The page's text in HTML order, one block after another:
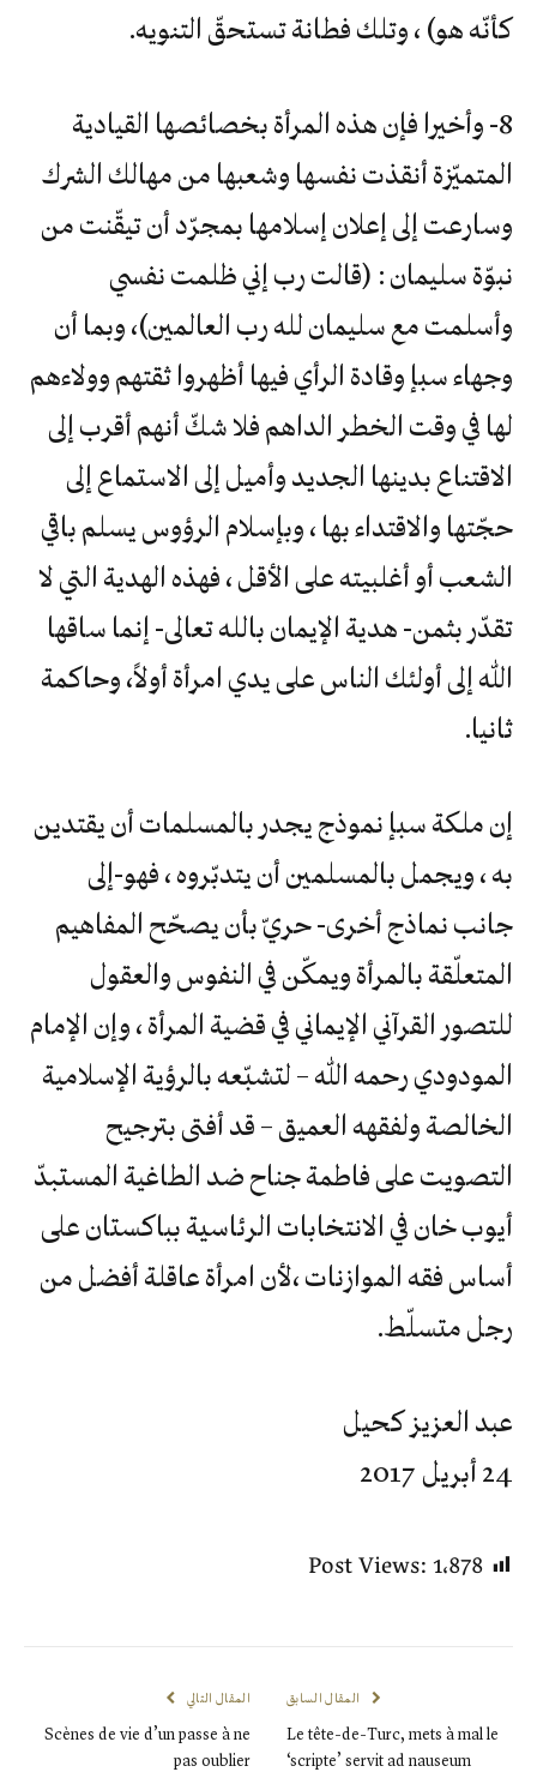
كأنّه هو) ، وتلك فطانة تستحقّ التنويه.
8- وأخيرا فإن هذه المرأة بخصائصها القيادية
المتميّزة أنقذت نفسها وشعبها من مهالك الشرك
وسارعت إلى إعلان إسلامها بمجرّد أن تيقّنت من
نبوّة سليمان : (قالت رب إني ظلمت نفسي
وأسلمت مع سليمان لله رب العالمين)، وبما أن
وجهاء سبإ وقادة الرأي فيها أظهروا ثقتهم وولاءهم
لها في وقت الخطر الداهم فلا شكّ أنهم أقرب إلى
الاقتناع بدينها الجديد وأميل إلى الاستماع إلى
حجّتها والاقتداء بها ، وبإسلام الرؤوس يسلم باقي
الشعب أو أغلبيته على الأقل ، فهذه الهدية التي لا
تقدّر بثمن- هدية الإيمان بالله تعالى- إنما ساقها
الله إلى أولئك الناس على يدي امرأة أولاً، وحاكمة
ثانيا.
إن ملكة سبإ نموذج يجدر بالمسلمات أن يقتدين
به ، ويجمل بالمسلمين أن يتدبّروه ، فهو-إلى
جانب نماذج أخرى- حريّ بأن يصحّح المفاهيم
المتعلّقة بالمرأة ويمكّن في النفوس والعقول
للتصور القرآني الإيماني في قضية المرأة ، وإن الإمام
المودودي رحمه الله – لتشبّعه بالرؤية الإسلامية
الخالصة ولفقهه العميق – قد أفتى بترجيح
التصويت على فاطمة جناح ضد الطاغية المستبدّ
أيوب خان في الانتخابات الرئاسية بباكستان على
أساس فقه الموازنات ،لأن امرأة عاقلة أفضل من
رجل متسلّط.
عبد العزيز كحيل
24 أبريل 2017
Post Views:1٬878
المقال السابق
Le tête-de-Turc, mets à mal le
‘scripte’ servit ad nauseum
المقال التالي
Scènes de vie d’un passe à ne
pas oublier